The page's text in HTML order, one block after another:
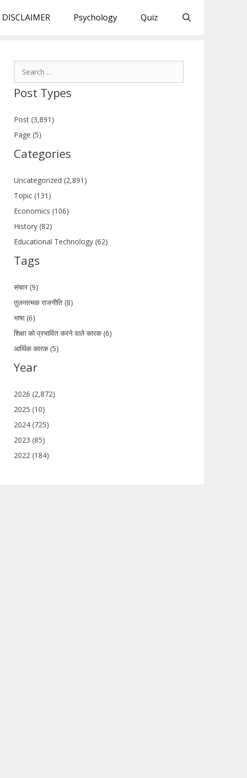
DISCLAIMER Psychology Quiz
Post Types
Post (3,891)
Page (5)
Categories
Uncategorized (2,891)
Topic (131)
Economics (106)
History (82)
Educational Technology (62)
Tags
संचार (9)
तुलनात्मक राजनीति (8)
भाषा (6)
शिक्षा को प्रभावित करने वाले कारक (6)
आर्थिक कारक (5)
Year
2026 (2,872)
2025 (10)
2024 (725)
2023 (85)
2022 (184)